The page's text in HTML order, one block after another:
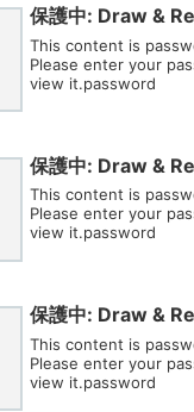
保護中: Draw &
This content is
Please enter your
view it.password
保護中: Draw &
This content is
Please enter your
view it.password
保護中: Draw &
This content is
Please enter your
view it.password